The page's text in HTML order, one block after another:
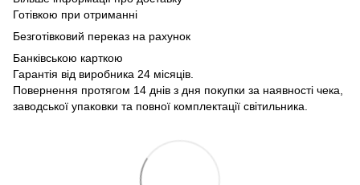
Готівкою при отриманні
Безготівковий переказ на рахунок
Банківською карткою
Гарантія від виробника 24 місяців.
Повернення протягом 14 днів з дня покупки за наявності чека,
заводської упаковки та повної комплектації світильника.